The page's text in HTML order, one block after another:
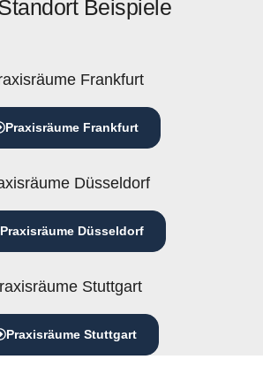
Beispiele
Frankfurt
Praxisräume Frankfurt
Düsseldorf
Praxisräume Düsseldorf
Stuttgart
Praxisräume Stuttgart